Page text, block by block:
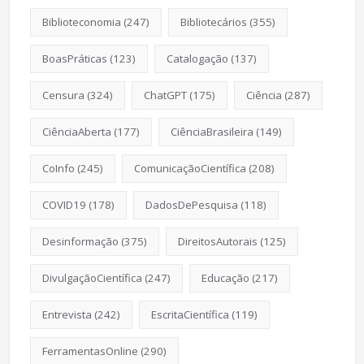
Biblioteconomia (247) Bibliotecários (355)
BoasPráticas (123) Catalogação (137)
Censura (324) ChatGPT(175) Ciência (287)
CiênciaAberta (177) CiênciaBrasileira (149)
CoInfo (245) ComunicaçãoCientífica (208)
COVID19 (178) DadosDePesquisa (118)
Desinformação (375) DireitosAutorais (125)
DivulgaçãoCientífica (247) Educação (217)
Entrevista (242) EscritaCientífica (119)
FerramentasOnline (290)